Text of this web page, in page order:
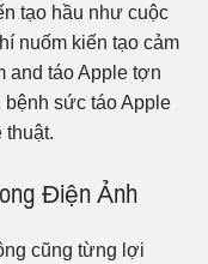
tạo hầu như cuộc
nuốm kiến tạo cảm
and táo Apple tợn
bệnh sức táo Apple
thuật.
Điện Ảnh
cũng từng lợi